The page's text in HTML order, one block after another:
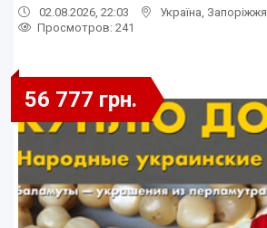
02.08.2026, 22:03 Україна Запоріжжя
Просмотров: 241
56 777 грн.